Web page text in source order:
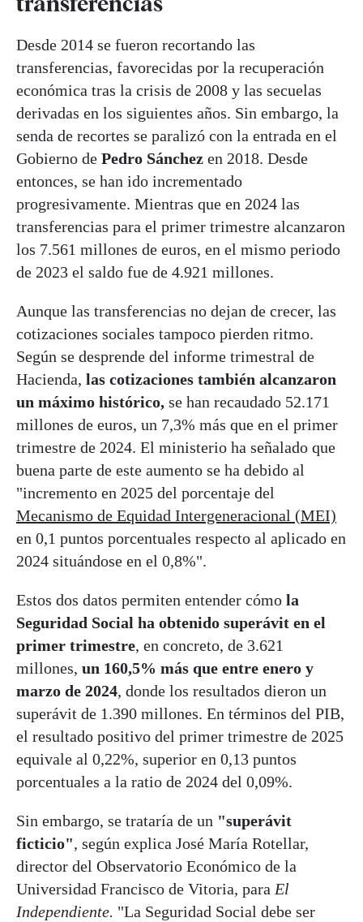
Desde 2014 se fueron recortando las
transferencias, favorecidas por la recuperación
económica tras la crisis de 2008 y las secuelas
derivadas en los siguientes años. Sin embargo, la
senda de recortes se paralizó con la entrada en el
Gobierno de Pedro Sánchez en 2018. Desde
entonces, se han ido incrementado
progresivamente. Mientras que en 2024 las
transferencias para el primer trimestre alcanzaron
los 7.561 millones de euros, en el mismo periodo
de 2023 el saldo fue de 4.921 millones.
Aunque las transferencias no dejan de crecer, las
cotizaciones sociales tampoco pierden ritmo.
Según se desprende del informe trimestral de
Hacienda, las cotizaciones también alcanzaron
un máximo histórico, se han recaudado 52.171
millones de euros, un 7,3% más que en el primer
trimestre de 2024. El ministerio ha señalado que
buena parte de este aumento se ha debido al
"incremento en 2025 del porcentaje del
Mecanismo de Equidad Intergeneracional (MEI)
en 0,1 puntos porcentuales respecto al aplicado en
2024 situándose en el 0,8%".
Estos dos datos permiten entender cómo la
Seguridad Social ha obtenido superávit en el
primer trimestre, en concreto, de 3.621
millones, un 160,5% más que entre enero y
marzo de 2024, donde los resultados dieron un
superávit de 1.390 millones. En términos del PIB,
el resultado positivo del primer trimestre de 2025
equivale al 0,22%, superior en 0,13 puntos
porcentuales a la ratio de 2024 del 0,09%.
Sin embargo, se trataría de un "superávit
ficticio", según explica José María Rotellar,
director del Observatorio Económico de la
Universidad Francisco de Vitoria, para El
Independiente. "La Seguridad Social debe ser